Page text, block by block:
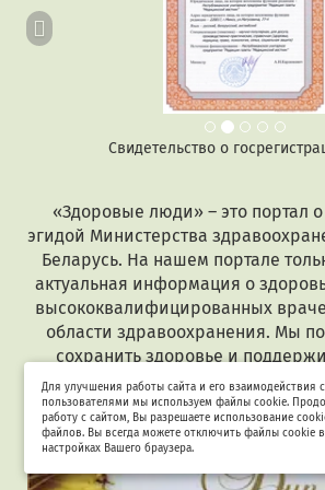
Свидетельство о госрегистрации СМИ
«Здоровые люди» – это портал
эгидой Министерства
Беларусь. На нашем портале
актуальная информация о
высококвалифицированных
области здравоохранения. Мы
сохранить здоровье и
заболел.
Для улучшения работы сайта и его взаимодействия с
пользователями мы используем файлы cookie.
работу с сайтом, Вы разрешаете использование
файлов. Вы всегда можете отключить файлы cookie в
настройках Вашего браузера.